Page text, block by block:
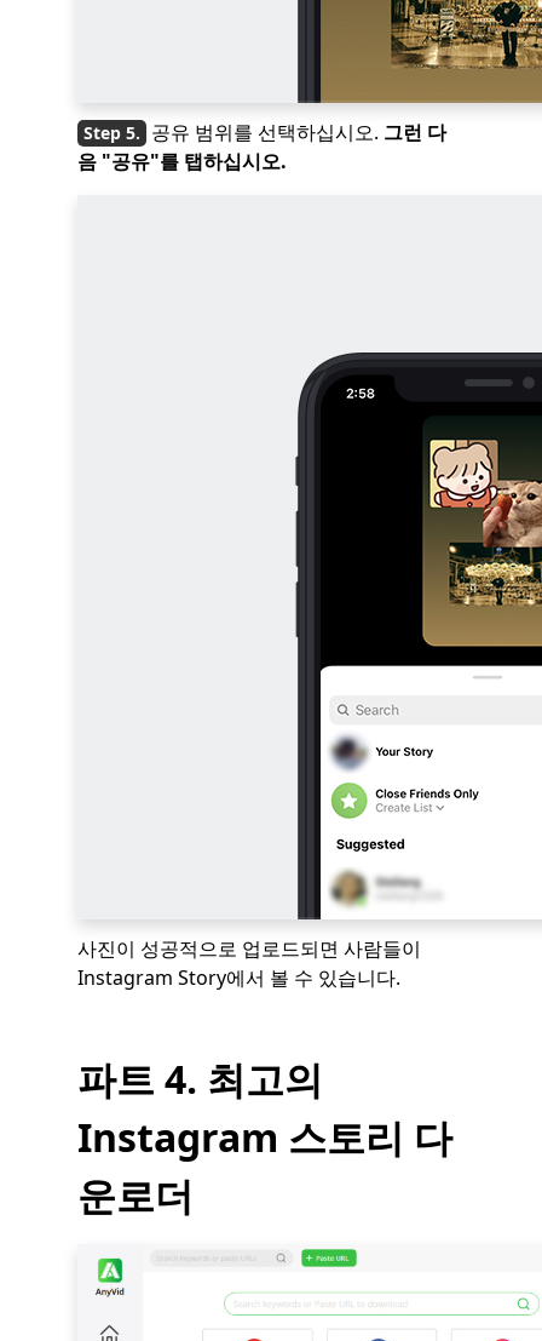
공유 범위를 선택하십시오. 그런 다
음 "공유"를 탭하십시오.
사진이 성공적으로 업로드되면 사람들이
Instagram Story에서 볼 수 있습니다.
파트 4. 최고의
Instagram 스토리 다
운로더